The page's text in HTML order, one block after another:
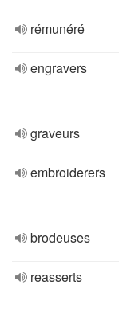
rémunéré
engravers
graveurs
embroiderers
brodeuses
reasserts